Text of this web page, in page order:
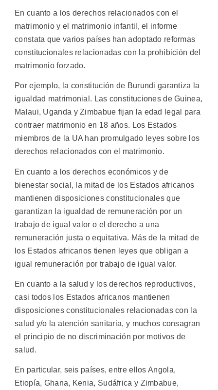
En cuanto a los derechos relacionados con el
matrimonio y el matrimonio infantil, el informe
constata que varios países han adoptado reformas
constitucionales relacionadas con la prohibición del
matrimonio forzado.
Por ejemplo, la constitución de Burundi garantiza la
igualdad matrimonial. Las constituciones de Guinea,
Malaui, Uganda y Zimbabue fijan la edad legal para
contraer matrimonio en 18 años. Los Estados
miembros de la UA han promulgado leyes sobre los
derechos relacionados con el matrimonio.
En cuanto a los derechos económicos y de
bienestar social, la mitad de los Estados africanos
mantienen disposiciones constitucionales que
garantizan la igualdad de remuneración por un
trabajo de igual valor o el derecho a una
remuneración justa o equitativa. Más de la mitad de
los Estados africanos tienen leyes que obligan a
igual remuneración por trabajo de igual valor.
En cuanto a la salud y los derechos reproductivos,
casi todos los Estados africanos mantienen
disposiciones constitucionales relacionadas con la
salud y/o la atención sanitaria, y muchos consagran
el principio de no discriminación por motivos de
salud.
En particular, seis países, entre ellos Angola,
Etiopía, Ghana, Kenia, Sudáfrica y Zimbabue,